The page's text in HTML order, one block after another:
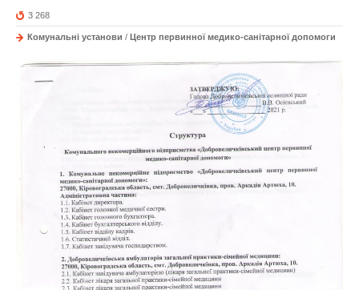
3 268
Комунальні установи / Центр первинної медико-санітарної допомоги